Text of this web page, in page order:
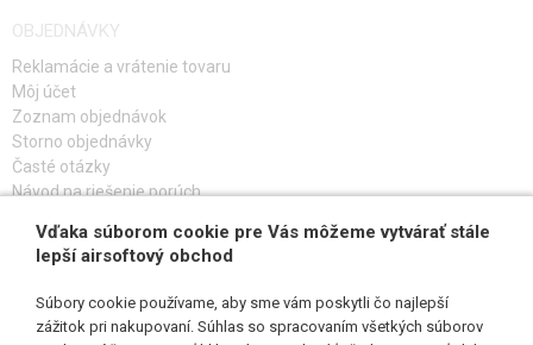
OBJEDNÁVKY
Reklamácie a vrátenie tovaru
Môj účet
Zoznam objednávok
Storno objednávky
Časté otázky
Návod na riešenie porúch
PRIHLÁS SA K ODBERU
Vďaka súborom cookie pre Vás môžeme vytvárať stále
lepší airsoftový obchod
Súbory cookie používame, aby sme vám poskytli čo najlepší
zážitok pri nakupovaní. Súhlas so spracovaním všetkých súborov